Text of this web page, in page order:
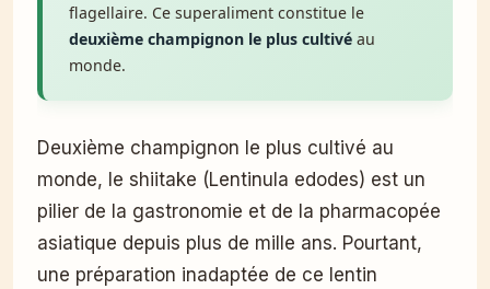
flagellaire. Ce superaliment constitue le
deuxième champignon le plus cultivé au
monde.
Deuxième champignon le plus cultivé au
monde, le shiitake (Lentinula edodes) est un
pilier de la gastronomie et de la pharmacopée
asiatique depuis plus de mille ans. Pourtant,
une préparation inadaptée de ce lentin